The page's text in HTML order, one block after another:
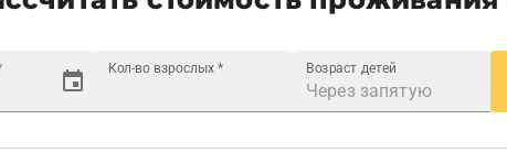
Кол-во взрослых * Возраст детей